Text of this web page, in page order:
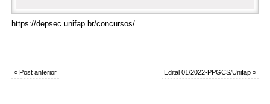
https://depsec.unifap.br/concursos/
«Post anterior Edital 01/2022-PPGCS/Unifap»